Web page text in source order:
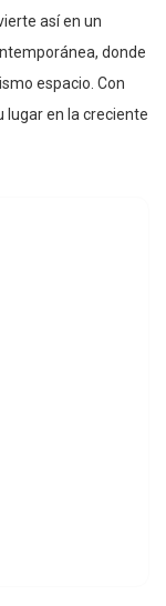
así en un
donde
espacio. Con
en la creciente